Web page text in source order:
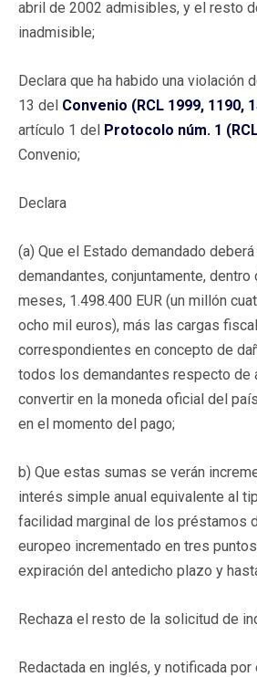
abril de 2002 admisibles, y el resto
inadmisible;
Declara que ha habido una violación
13 del Convenio (RCL 1999, 1190,
artículo 1 del Protocolo núm. 1
Convenio;
Declara
(a) Que el Estado demandado
demandantes, conjuntamente,
meses, 1.498.400 EUR (un millón
ocho mil euros), más las cargas
correspondientes en concepto de
todos los demandantes respecto de
convertir en la moneda oficial del
en el momento del pago;
b) Que estas sumas se verán
interés simple anual equivalente al
facilidad marginal de los préstamos
europeo incrementado en tres
expiración del antedicho plazo y
Rechaza el resto de la solicitud de
Redactada en inglés, y notificada